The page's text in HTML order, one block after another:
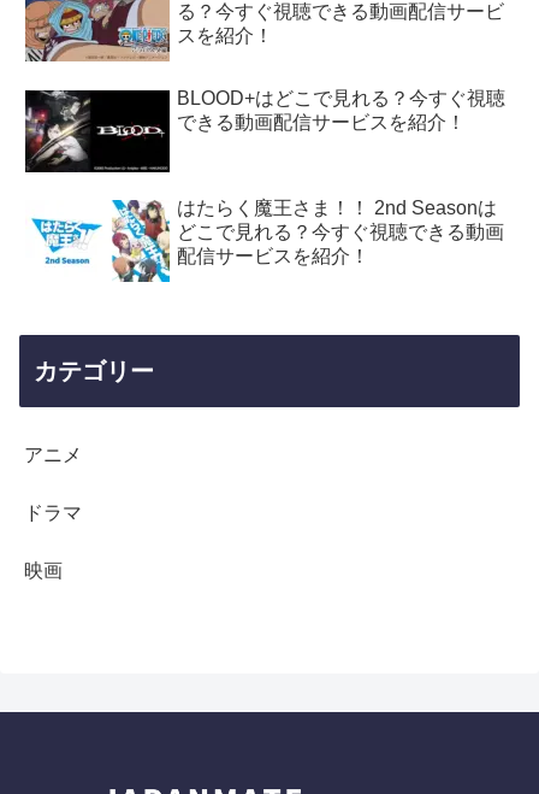
る？今すぐ視聴できる動画配信サービ
スを紹介！
BLOOD+はどこで見れる？今すぐ視聴
できる動画配信サービスを紹介！
はたらく魔王さま！！ 2nd Seasonは
どこで見れる？今すぐ視聴できる動画
配信サービスを紹介！
カテゴリー
アニメ
ドラマ
映画